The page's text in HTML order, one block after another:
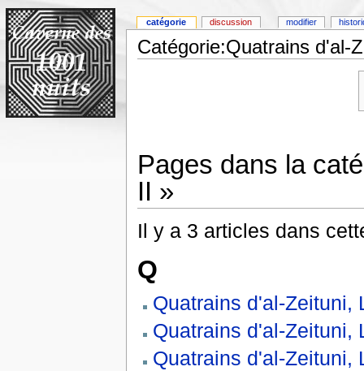
Catégorie:Quatrains d'al-
Pages dans la
II »
Il y a 3 articles dans
Q
Quatrains d'al-Zeituni,
Quatrains d'al-Zeituni,
Quatrains d'al-Zeituni,
catégorie discussion modifier